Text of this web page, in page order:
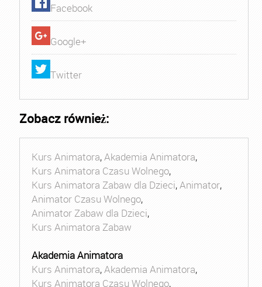
Facebook
Google+
Twitter
Zobacz również:
Kurs Animatora,Akademia Animatora,
Kurs Animatora Czasu Wolnego,
Kurs Animatora Zabaw dla Dzieci,Animator,
Animator Czasu Wolnego,
Animator Zabaw dla Dzieci,
Kurs Animatora Zabaw
Akademia Animatora
Kurs Animatora,Akademia Animatora,
Kurs Animatora Czasu Wolnego,